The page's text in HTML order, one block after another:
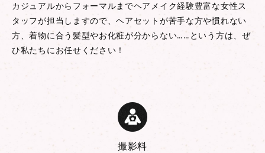
カジュアルからフォーマルまでヘアメイク経験豊富な女性ス
タッフが担当しますので、ヘアセットが苦手な方や慣れない
方、着物に合う髪型やお化粧が分からない……という方は、ぜ
ひ私たちにお任せください！
撮影料